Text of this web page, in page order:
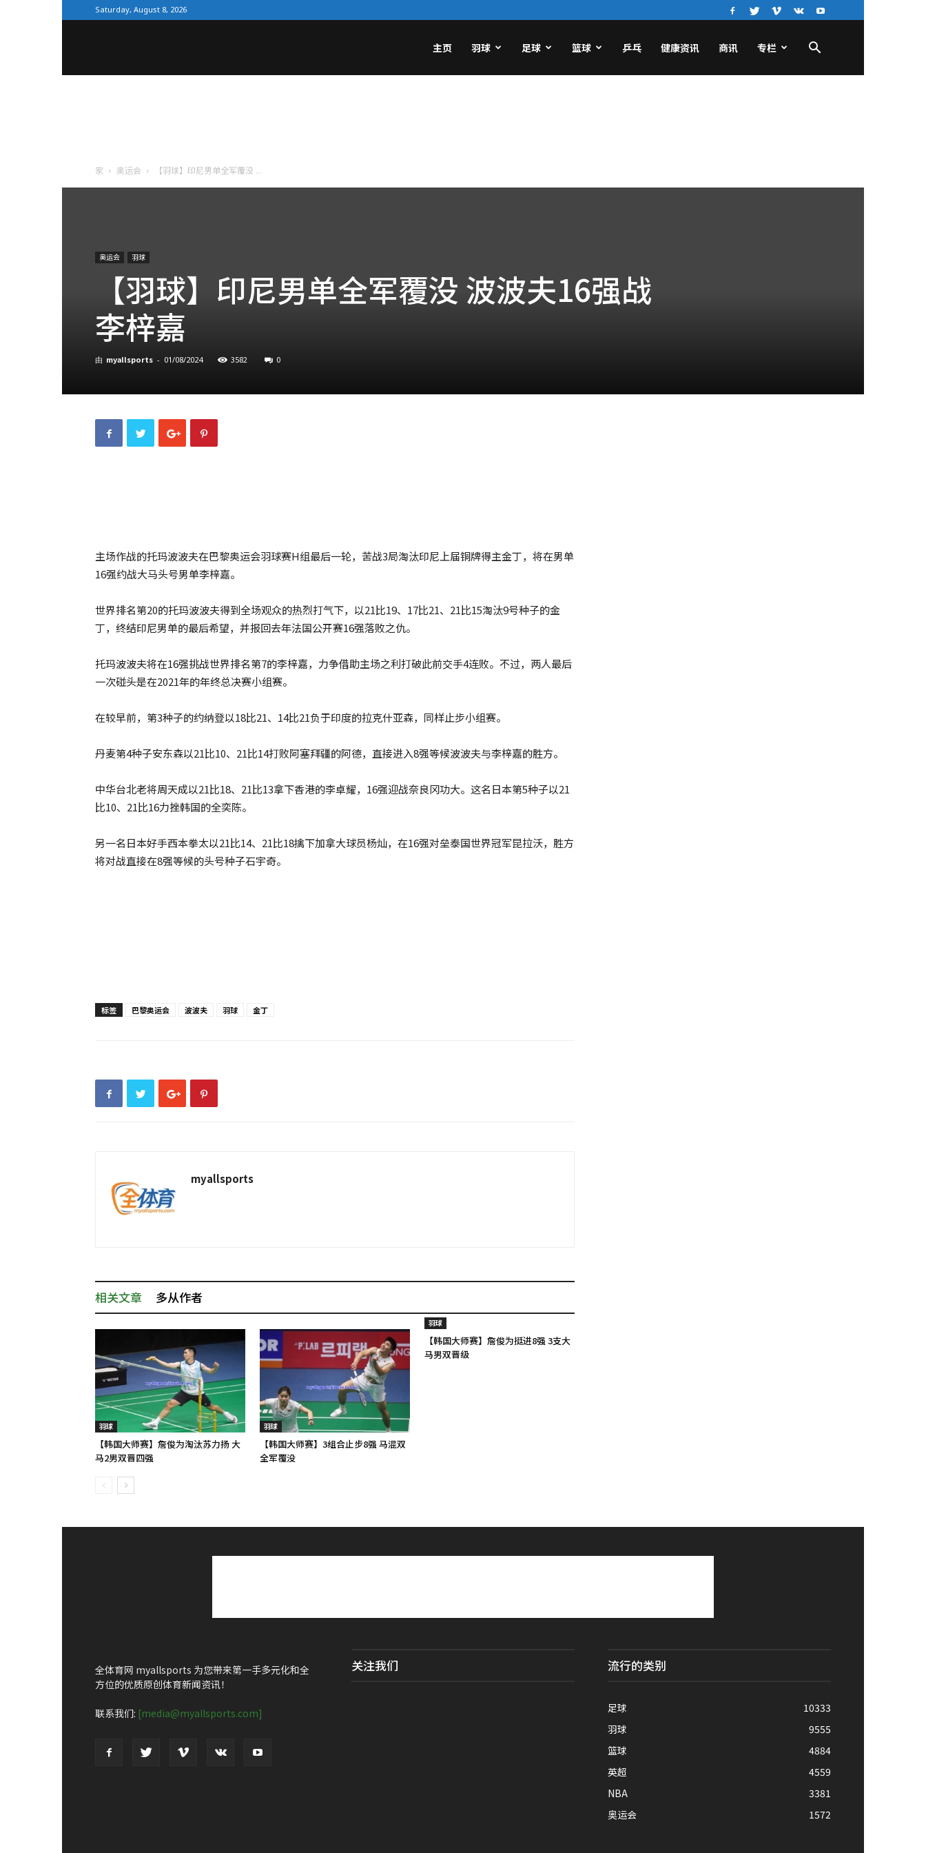
Saturday, August 8, 2026
主页 羽球 足球 篮球 乒乓 健康资讯 商讯 专栏
家 奥运会 【羽球】印尼男单全军覆没 ...
奥运会 羽球
【羽球】印尼男单全军覆没 波波夫16强战
李梓嘉
由 myallsports - 01/08/2024 3582 0
主场作战的托玛波波夫在巴黎奥运会羽球赛H组最后一轮，苦战3局淘汰印尼上届铜牌得主金丁，将在男单
16强约战大马头号男单李梓嘉。
世界排名第20的托玛波波夫得到全场观众的热烈打气下，以21比19、17比21、21比15淘汰9号种子的金
丁，终结印尼男单的最后希望，并报回去年法国公开赛16强落败之仇。
托玛波波夫将在16强挑战世界排名第7的李梓嘉，力争借助主场之利打破此前交手4连败。不过，两人最后
一次碰头是在2021年的年终总决赛小组赛。
在较早前，第3种子的约纳登以18比21、14比21负于印度的拉克什亚森，同样止步小组赛。
丹麦第4种子安东森以21比10、21比14打败阿塞拜疆的阿德，直接进入8强等候波波夫与李梓嘉的胜方。
中华台北老将周天成以21比18、21比13拿下香港的李卓耀，16强迎战奈良冈功大。这名日本第5种子以21
比10、21比16力挫韩国的全奕陈。
另一名日本好手西本拳太以21比14、21比18擒下加拿大球员杨灿，在16强对垒泰国世界冠军昆拉沃，胜方
将对战直接在8强等候的头号种子石宇奇。
标签 巴黎奥运会 波波夫 羽球 金丁
myallsports
相关文章 多从作者
羽球
【韩国大师赛】詹俊为淘汰苏力扬 大
马2男双晋四强
羽球
【韩国大师赛】3组合止步8强 马混双
全军覆没
羽球
【韩国大师赛】詹俊为挺进8强 3支大
马男双晋级
全体育网 myallsports 为您带来第一手多元化和全
方位的优质原创体育新闻资讯！
联系我们: [media@myallsports.com]
关注我们 流行的类别
足球
10333
羽球
9555
篮球
4884
英超
4559
NBA
3381
奥运会
1572